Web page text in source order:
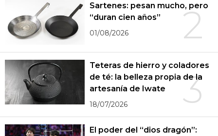
2
Sartenes: pesan mucho, pero
“duran cien años”
01/08/2026
3
Teteras de hierro y coladores
de té: la belleza propia de la
artesanía de Iwate
18/07/2026
El poder del “dios dragón”: